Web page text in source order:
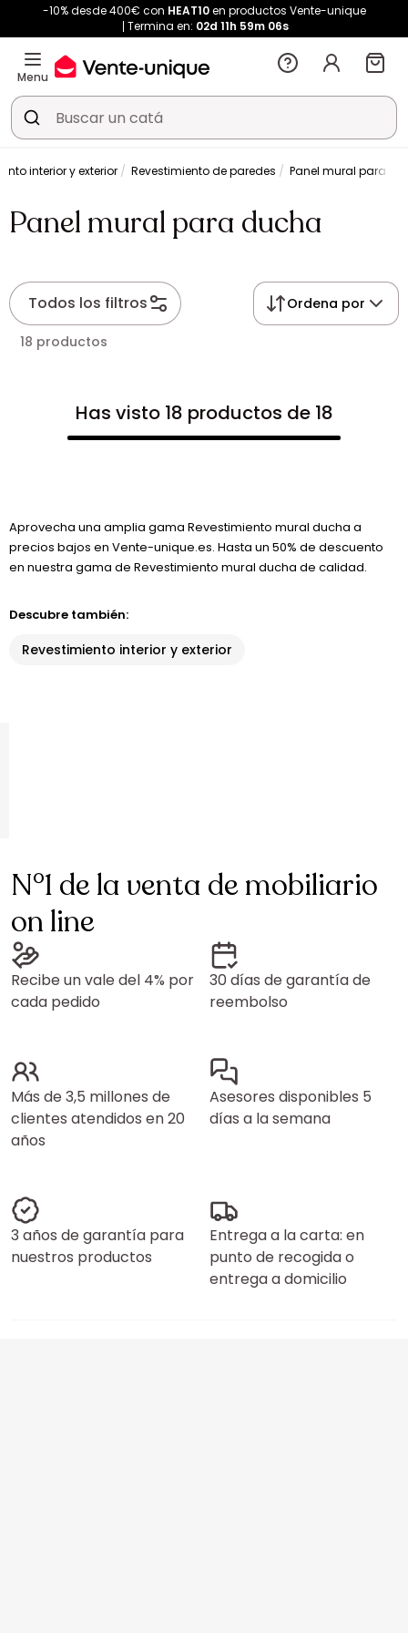
-10% desde 400€ con HEAT10en productos Vente-unique
Termina en: 02d 11h 59m 06s
Menu
interior y exterior Revestimiento de paredes Panel mural para
Panel mural para ducha
Todos los filtros Ordena por
18 productos
Has visto 18 productos de 18
Aprovecha una amplia gama Revestimiento mural ducha a
precios bajos en Vente-unique.es. Hasta un 50% de descuento
en nuestra gama de Revestimiento mural ducha de calidad.
Descubre también:
Revestimiento interior y exterior
N°1 de la venta de mobiliario
on line
Recibe un vale del 4% por
cada pedido
30 días de garantía de
reembolso
Más de 3,5 millones de
clientes atendidos en 20
años
Asesores disponibles 5
días a la semana
3 años de garantía para
nuestros productos
Entrega a la carta: en
punto de recogida o
entrega a domicilio